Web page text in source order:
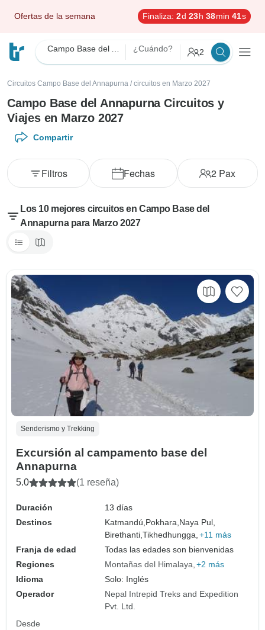
Ofertas de la semana Finaliza: 2d 23h 38min 39s
¿Cuándo? 2
Circuitos Campo Base del Annapurna / circuitos en Marzo 2027
Campo Base del Annapurna Circuitos y
Viajes en Marzo 2027
Compartir
Fechas 2 Pax
Filtros
Los 10 mejores circuitos en Campo Base del
Annapurna para Marzo 2027
Senderismo y Trekking
Excursión al campamento base del
Annapurna
5.0 (1 reseña)
Duración
13 días
Destinos
Katmandú, Pokhara, Naya Pul,
Birethanti,Tikhedhungga, +11 más
Franja de edad
Todas las edades son bienvenidas
Regiones
Montañas del Himalaya +2 más
Idioma
Solo: Inglés
Operador
Nepal Intrepid Treks and Expedition
Pvt. Ltd.
Desde